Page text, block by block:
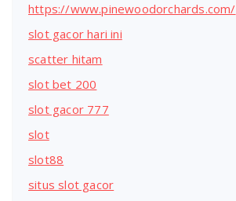
https://www.pinewoodorchards.com/
slot gacor hari ini
scatter hitam
slot bet 200
slot gacor 777
slot
slot88
situs slot gacor